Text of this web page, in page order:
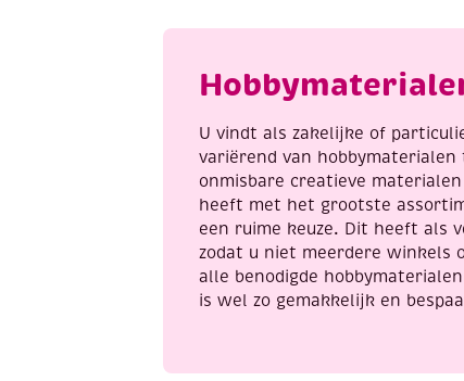
aantal
U vindt als zakelijke of
variërend van
onmisbare creatieve
heeft met het grootste
een ruime keuze. Dit heeft als
zodat u niet meerdere winkels
alle benodigde
is wel zo gemakkelijk en